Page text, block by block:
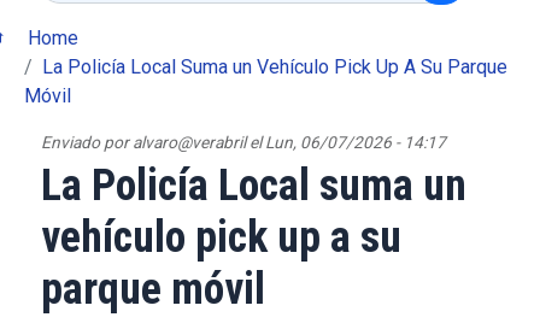
Home
La Policía Local Suma un Vehículo Pick Up A Su Parque
Móvil
Enviado poralvaro@verabril elLun, 06/07/2026 - 14:17
La Policía Local suma un
vehículo pick up a su
parque móvil